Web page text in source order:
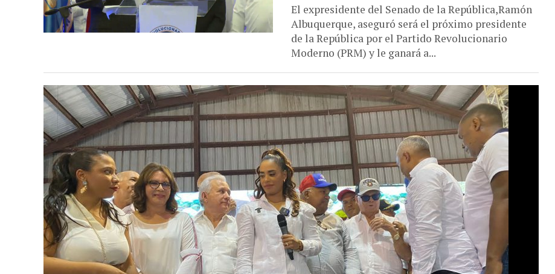
El expresidente del Senado de la República,Ramón
Albuquerque, aseguró será el próximo presidente
de la República por el Partido Revolucionario
Moderno (PRM) y le ganará a...